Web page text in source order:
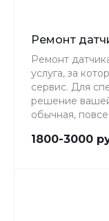
Ремонт
Ремонт
услуга, за
сервис. Для
решение
обычная,
1800-3000